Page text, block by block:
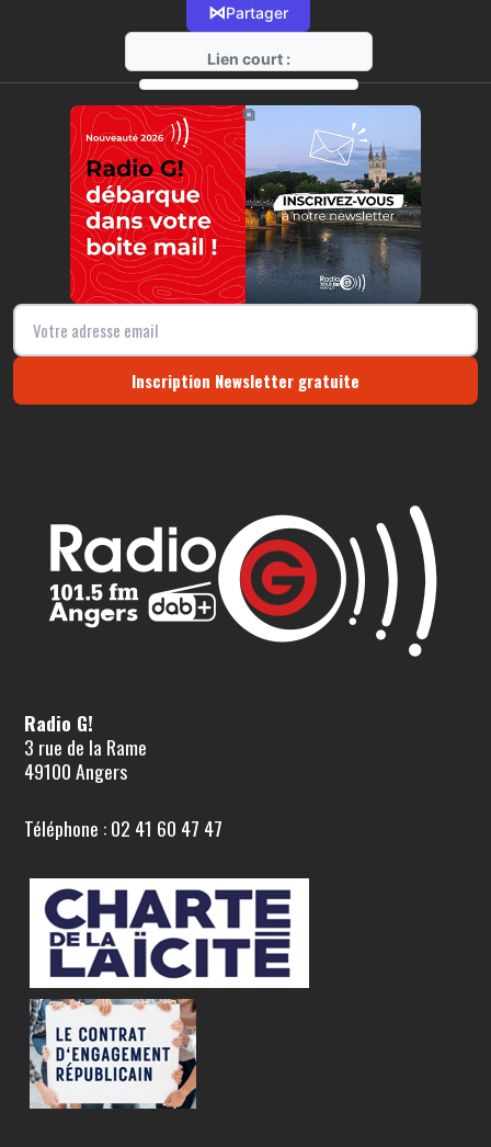
⋈Partager
Lien court :
https://radio-g.fr?10584
⧉
Inscription Newsletter gratuite
Radio G!
3 rue de la Rame
49100 Angers
Téléphone : 02 41 60 47 47